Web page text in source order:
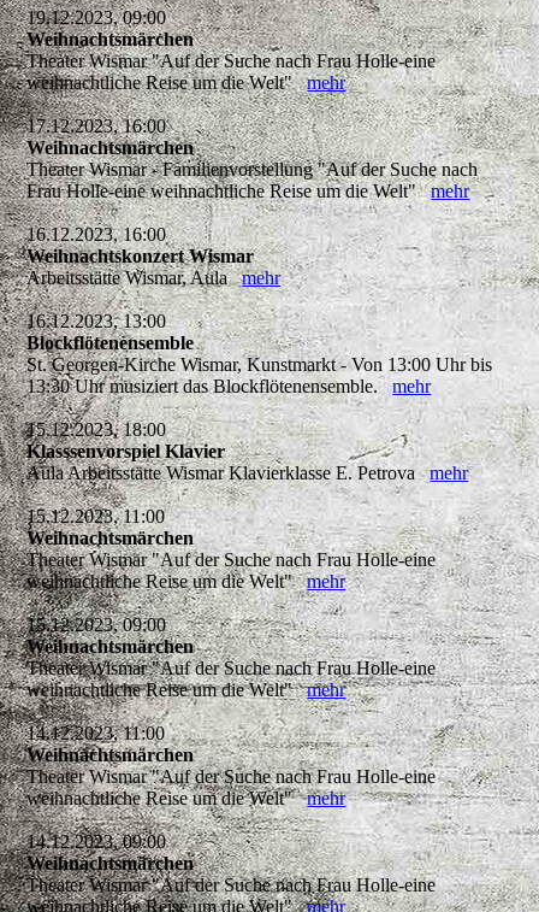
19.12.2023, 09:00
Weihnachtsmärchen
Theater Wismar "Auf der Suche nach Frau Holle-eine
weihnachtliche Reise um die Welt"mehr
17.12.2023, 16:00
Weihnachtsmärchen
Theater Wismar - Familienvorstellung "Auf der Suche nach
Frau Holle-eine weihnachtliche Reise um die Welt"mehr
16.12.2023, 16:00
Weihnachtskonzert Wismar
Arbeitsstätte Wismar, Aulamehr
16.12.2023, 13:00
Blockflötenensemble
St. Georgen-Kirche Wismar, Kunstmarkt - Von 13:00 Uhr bis
13:30 Uhr musiziert das Blockflötenensemble.mehr
15.12.2023, 18:00
Klasssenvorspiel Klavier
Aula Arbeitsstätte Wismar Klavierklasse E. Petrovamehr
15.12.2023, 11:00
Weihnachtsmärchen
Theater Wismar "Auf der Suche nach Frau Holle-eine
weihnachtliche Reise um die Welt"mehr
15.12.2023, 09:00
Weihnachtsmärchen
Theater Wismar "Auf der Suche nach Frau Holle-eine
weihnachtliche Reise um die Welt"mehr
14.12.2023, 11:00
Weihnachtsmärchen
Theater Wismar "Auf der Suche nach Frau Holle-eine
weihnachtliche Reise um die Welt"mehr
14.12.2023, 09:00
Weihnachtsmärchen
Theater Wismar "Auf der Suche nach Frau Holle-eine
weihnachtliche Reise um die Welt"mehr